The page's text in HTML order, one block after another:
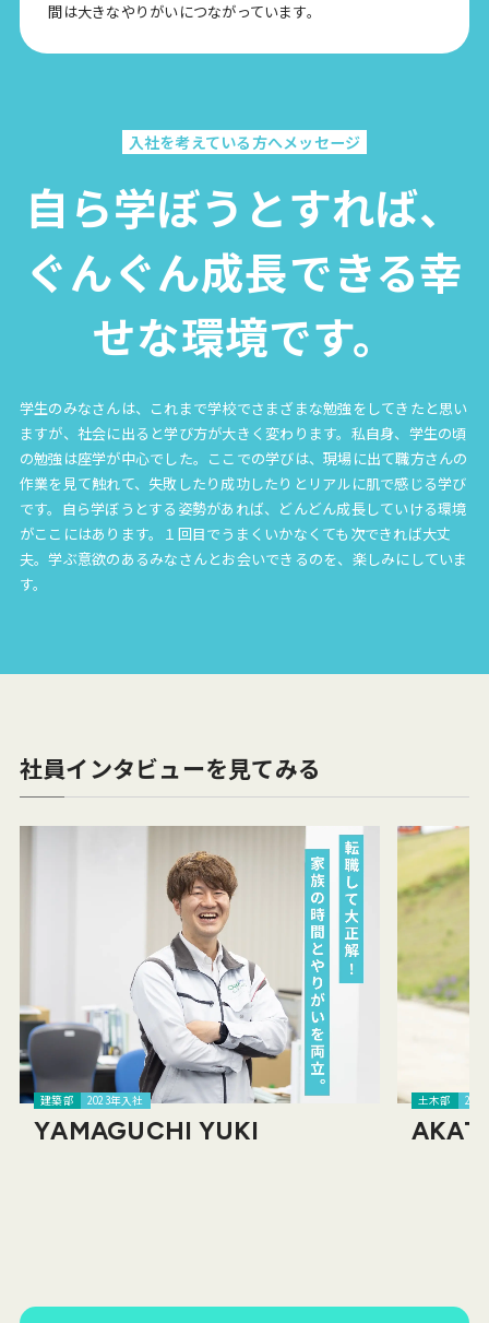
間は大きなやりがいにつながっています。
入社を考えている方へメッセージ
自ら学ぼうとすれば、
ぐんぐん成長できる幸
せな環境です。
学生のみなさんは、これまで学校でさまざまな勉強をしてきたと思い
ますが、社会に出ると学び方が大きく変わります。私自身、学生の頃
の勉強は座学が中心でした。ここでの学びは、現場に出て職方さんの
作業を見て触れて、失敗したり成功したりとリアルに肌で感じる学び
です。自ら学ぼうとする姿勢があれば、どんどん成長していける環境
がここにはあります。１回目でうまくいかなくても次できれば大丈
夫。学ぶ意欲のあるみなさんとお会いできるのを、楽しみにしていま
す。
社員インタビューを見てみる
建築部 2023年入社
YAMAGUCHI YUKI
土木部